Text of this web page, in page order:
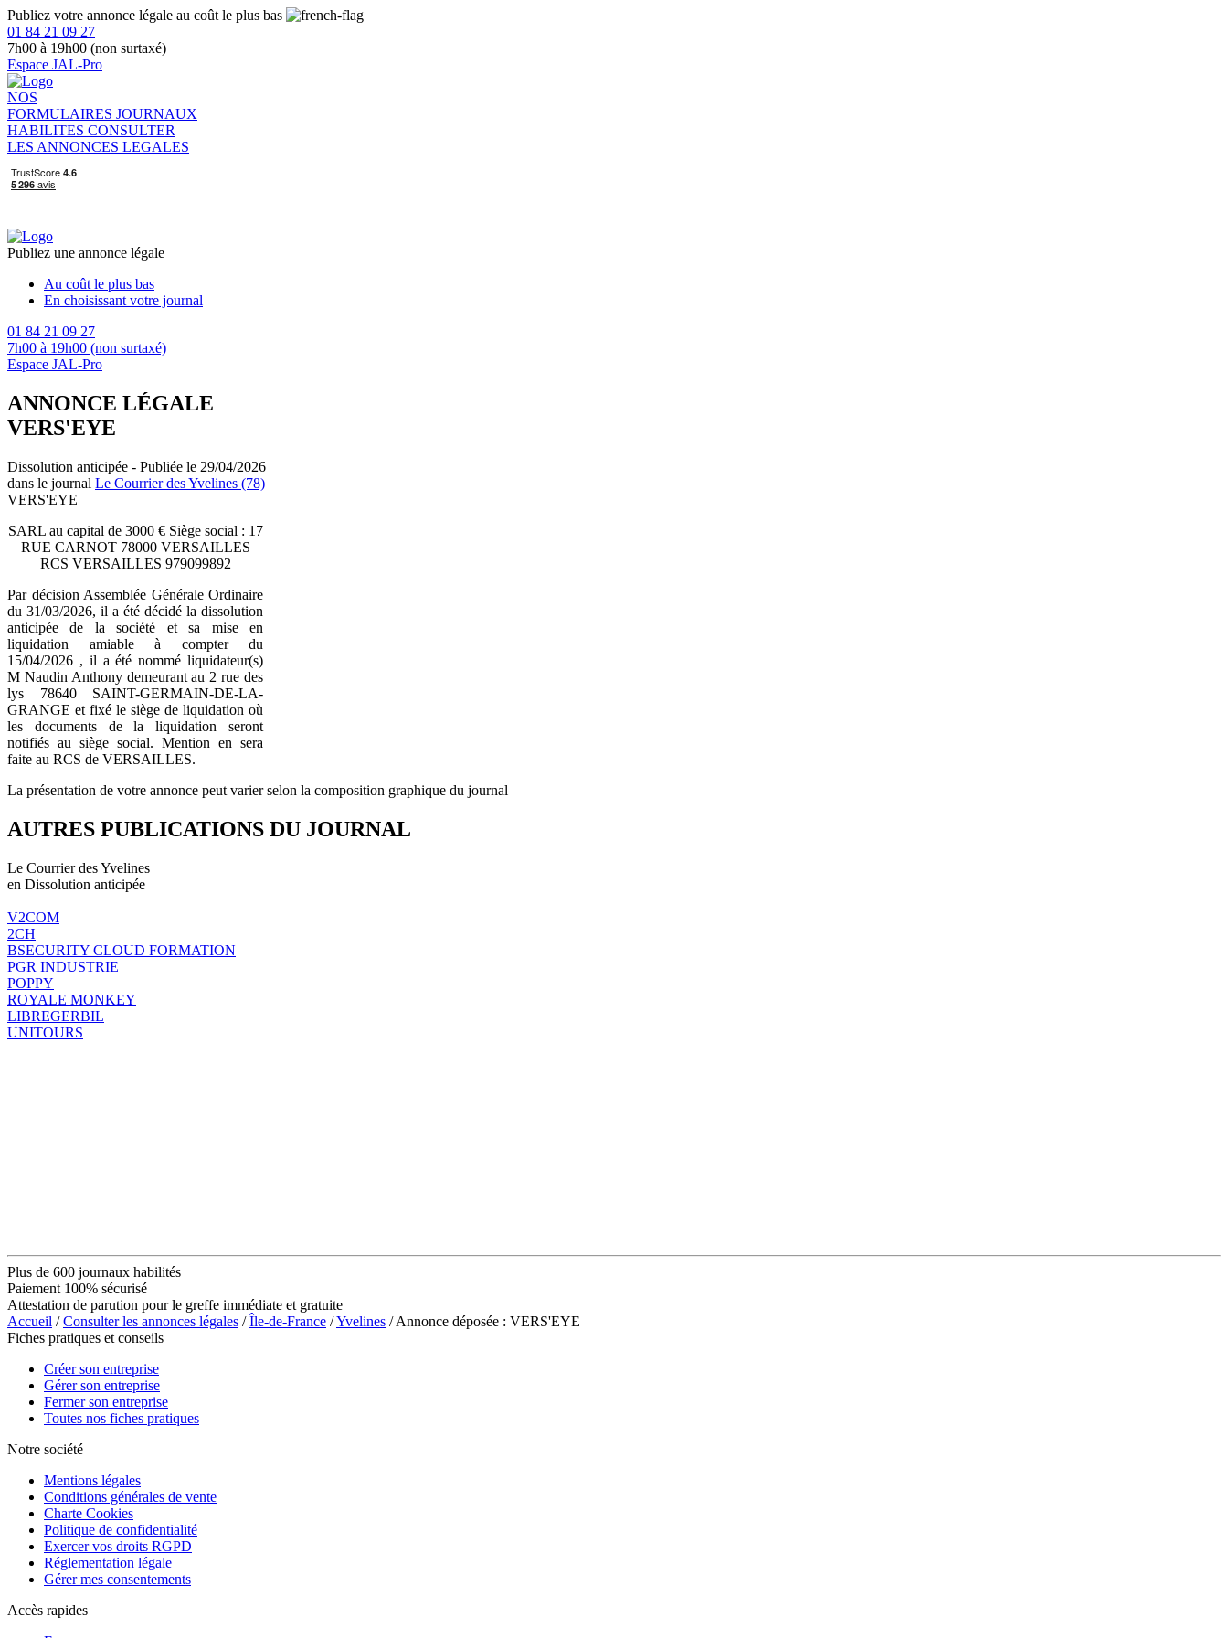
Publiez votre annonce légale au coût le plus bas
01 84 21 09 27
7h00 à 19h00 (non surtaxé)
Espace JAL-Pro
NOS
FORMULAIRES JOURNAUX
HABILITES CONSULTER
LES ANNONCES LEGALES
Publiez une annonce légale
Au coût le plus bas
En choisissant votre journal
01 84 21 09 27
7h00 à 19h00 (non surtaxé)
Espace JAL-Pro
ANNONCE LÉGALE
VERS'EYE
Dissolution anticipée - Publiée le 29/04/2026
dans le journal Le Courrier des Yvelines (78)
VERS'EYE
SARL au capital de 3000 € Siège social : 17
RUE CARNOT 78000 VERSAILLES
RCS VERSAILLES 979099892
Par décision Assemblée Générale Ordinaire
du 31/03/2026, il a été décidé la dissolution
anticipée de la société et sa mise en
liquidation amiable à compter du
15/04/2026 , il a été nommé liquidateur(s)
M Naudin Anthony demeurant au 2 rue des
lys 78640 SAINT-GERMAIN-DE-LA-
GRANGE et fixé le siège de liquidation où
les documents de la liquidation seront
notifiés au siège social. Mention en sera
faite au RCS de VERSAILLES.
La présentation de votre annonce peut varier selon la composition graphique du journal
AUTRES PUBLICATIONS DU JOURNAL
Le Courrier des Yvelines
en Dissolution anticipée
V2COM
2CH
BSECURITY CLOUD FORMATION
PGR INDUSTRIE
POPPY
ROYALE MONKEY
LIBREGERBIL
UNITOURS
Plus de 600 journaux habilités
Paiement 100% sécurisé
Attestation de parution pour le greffe immédiate et gratuite
Accueil /Consulter les annonces légales /Île-de-France /Yvelines / Annonce déposée : VERS'EYE
Fiches pratiques et conseils
Créer son entreprise
Gérer son entreprise
Fermer son entreprise
Toutes nos fiches pratiques
Notre société
Mentions légales
Conditions générales de vente
Charte Cookies
Politique de confidentialité
Exercer vos droits RGPD
Réglementation légale
Gérer mes consentements
Accès rapides